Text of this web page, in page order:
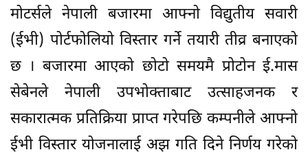
मोटर्सले नेपाली बजारमा आफ्नो विद्युतीय सवारी
(ईभी) पोर्टफोलियो विस्तार गर्ने तयारी तीव्र बनाएको
छ । बजारमा आएको छोटो समयमै प्रोटोन ई.मास
सेबेनले नेपाली उपभोक्ताबाट उत्साहजनक र
सकारात्मक प्रतिक्रिया प्राप्त गरेपछि कम्पनीले आफ्नो
ईभी विस्तार योजनालाई अझ गति दिने निर्णय गरेको